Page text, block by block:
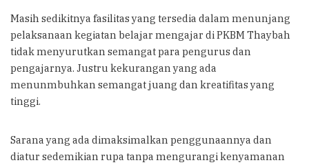
Masih sedikitnya fasilitas yang tersedia dalam menunjang
pelaksanaan kegiatan belajar mengajar di PKBM Thaybah
tidak menyurutkan semangat para pengurus dan
pengajarnya. Justru kekurangan yang ada
menunmbuhkan semangat juang dan kreatifitas yang
tinggi.
Sarana yang ada dimaksimalkan penggunaannya dan
diatur sedemikian rupa tanpa mengurangi kenyamanan